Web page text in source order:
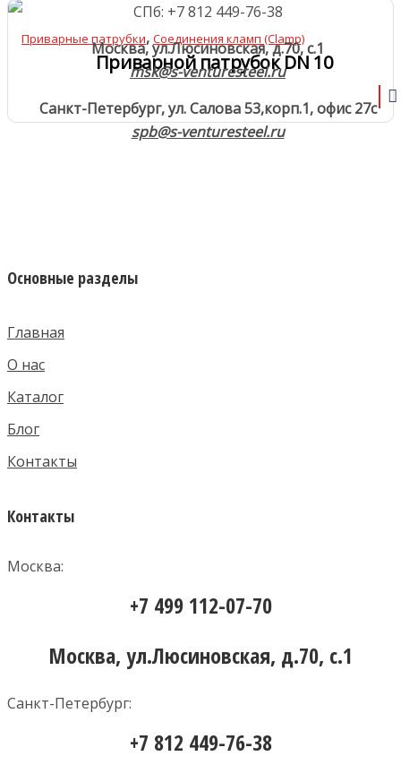
СПб: +7 812 449-76-38
Москва, ул.Люсиновская, д.70, с.1
msk@s-venturesteel.ru
Санкт-Петербург, ул. Салова 53,корп.1, офис 27с
spb@s-venturesteel.ru
Приварные патрубки, Соединения кламп (Clamp)
Приварной патрубок DN 10
Основные разделы
Главная
О нас
Каталог
Блог
Контакты
Контакты
Москва:
+7 499 112-07-70
Москва, ул.Люсиновская, д.70, с.1
Санкт-Петербург:
+7 812 449-76-38